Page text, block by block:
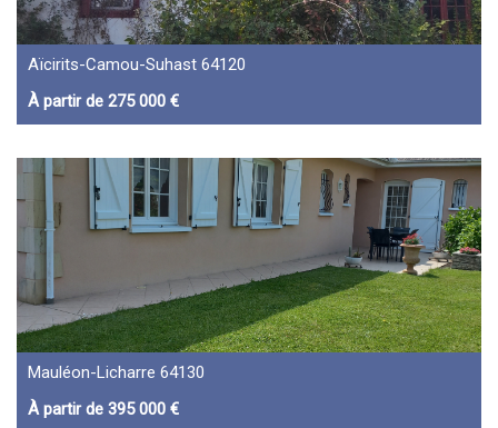
Aïcirits-Camou-Suhast 64120
À partir de 275 000 €
Mauléon-Licharre 64130
À partir de 395 000 €